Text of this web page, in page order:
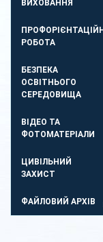
ВИХОВАННЯ
РОБОТА
БЕЗПЕКА
ОСВIТНЬОГО
СЕРЕДОВИЩА
ВІДЕО ТА
ФОТОМАТЕРІАЛИ
ЦИВІЛЬНИЙ
ЗАХИСТ
ФАЙЛОВИЙ АРХІВ